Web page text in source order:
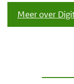
Meer over